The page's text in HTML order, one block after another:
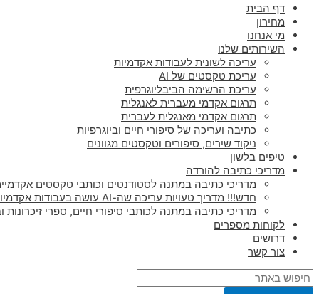
דף הבית
מחירון
מי אנחנו
השירותים שלנו
עריכה לשונית לעבודות אקדמיות
עריכת טקסטים של AI
עריכת הרשימה הביבליוגרפית
תרגום אקדמי מעברית לאנגלית
תרגום אקדמי מאנגלית לעברית
כתיבה ועריכה של סיפורי חיים וביוגרפיות
ניקוד שירים, סיפורים וטקסטים מגוונים
טיפים בלשון
מדריכי כתיבה להורדה
מדריכי כתיבה במתנה לסטודנטים וכותבי טקסטים
חדש!!! מדריך טעויות עריכה שה-AI עושה בעבודות אקדמיות
מדריכי כתיבה במתנה לכותבי סיפורי חיים, ספרי זיכרונות
לקוחות מספרים
דרושים
צור קשר